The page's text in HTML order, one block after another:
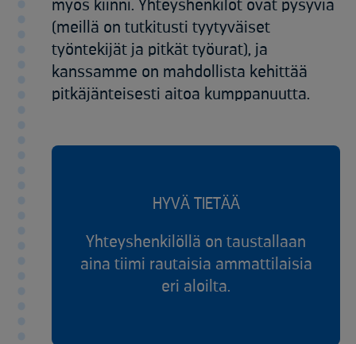
myös kiinni. Yhteyshenkilöt ovat pysyviä
(meillä on tutkitusti tyytyväiset
työntekijät ja pitkät työurat), ja
kanssamme on mahdollista kehittää
pitkäjänteisesti aitoa kumppanuutta.
HYVÄ TIETÄÄ
Yhteyshenkilöllä on taustallaan
aina tiimi rautaisia ammattilaisia
eri aloilta.